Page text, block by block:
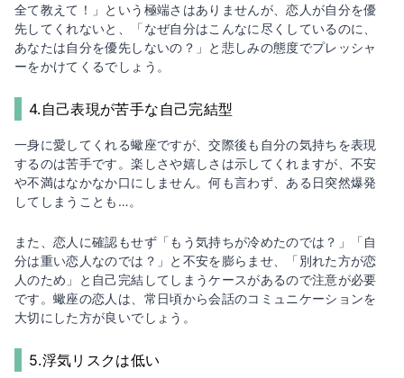
全て教えて！」という極端さはありませんが、恋人が自分を優
先してくれないと、「なぜ自分はこんなに尽くしているのに、
あなたは自分を優先しないの？」と悲しみの態度でプレッシャ
ーをかけてくるでしょう。
4.自己表現が苦手な自己完結型
一身に愛してくれる蠍座ですが、交際後も自分の気持ちを表現
するのは苦手です。楽しさや嬉しさは示してくれますが、不安
や不満はなかなか口にしません。何も言わず、ある日突然爆発
してしまうことも…。
また、恋人に確認もせず「もう気持ちが冷めたのでは？」「自
分は重い恋人なのでは？」と不安を膨らませ、「別れた方が恋
人のため」と自己完結してしまうケースがあるので注意が必要
です。蠍座の恋人は、常日頃から会話のコミュニケーションを
大切にした方が良いでしょう。
5.浮気リスクは低い